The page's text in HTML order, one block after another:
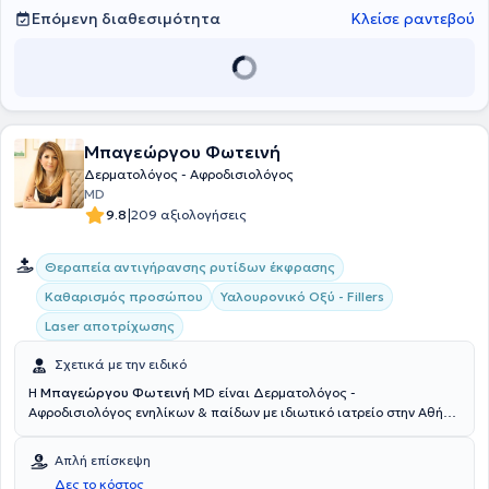
δημοσιεύσεις. Τέλος, είναι μέλος ιταλικών και ευρωπαϊκών
Επόμενη διαθεσιμότητα Κλείσε ραντεβού
Μπαγεώργου Φωτεινή
Δερματολόγος - Αφροδισιολόγος
MD
9.8|209 αξιολογήσεις
Θεραπεία αντιγήρανσης ρυτίδων έκφρασης
Καθαρισμός προσώπου
Υαλουρονικό Οξύ - Fillers
Laser αποτρίχωσης
Σχετικά με την ειδικό
Η Μπαγεώργου Φωτεινή MD είναι Δερματολόγος -
Αφροδισιολόγος ενηλίκων & παίδων με ιδιωτικό ιατρείο στην Αθήνα
συνεργάτης του τμήματος Peeling στο Νοσοκομείο Δερματικών &
Αφροδίσιων Νόσων "Ανδρέας Συγγρός". Είναι υποψήφια Διδάκτωρ
Απλή επίσκεψη
Δες το κόστος